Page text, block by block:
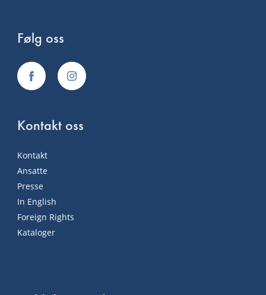
Følg oss
Kontakt oss
Kontakt
Ansatte
Presse
In English
Foreign Rights
Kataloger